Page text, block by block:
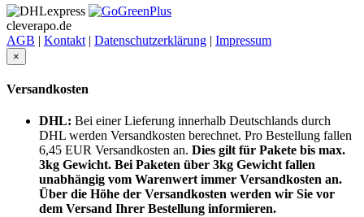
cleverapo.de
AGB | Kontakt | Datenschutzerklärung | Impressum
×
Versandkosten
DHL: Bei einer Lieferung innerhalb Deutschlands durch
DHL werden Versandkosten berechnet. Pro Bestellung fallen
6,45 EUR Versandkosten an. Dies gilt für Pakete bis max.
3kg Gewicht. Bei Paketen über 3kg Gewicht fallen
unabhängig vom Warenwert immer Versandkosten an.
Über die Höhe der Versandkosten werden wir Sie vor
dem Versand Ihrer Bestellung informieren.